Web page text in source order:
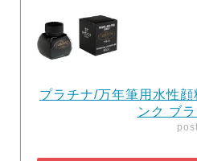
プラチナ/万年筆用水性
ンク ブ